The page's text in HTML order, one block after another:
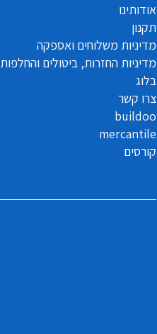
אודותינו
תקנון
מדיניות משלוחים ואספקה
מדיניות החזרות, ביטולים והחלפות
בלוג
צרו קשר
buildoo
mercantile
קורסים